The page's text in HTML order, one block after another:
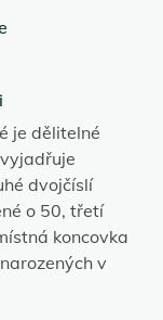
je dělitelné
dvojčíslí
o 50, třetí
koncovka
v